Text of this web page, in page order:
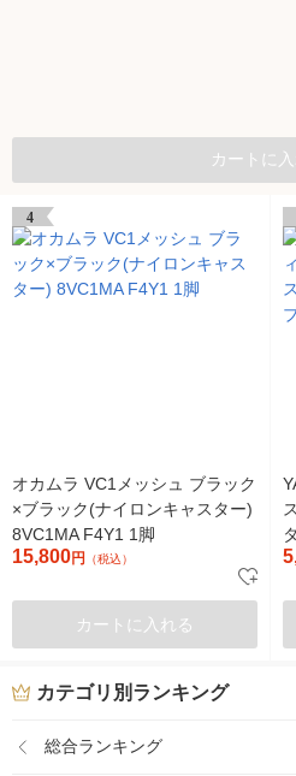
カートに
4
オカムラ VC1メッシュ ブラック
×ブラック(ナイロンキャスター)
8VC1MA F4Y1 1脚
15,800円 （税込）
カートに入れる
カテゴリ別ランキング
総合ランキング